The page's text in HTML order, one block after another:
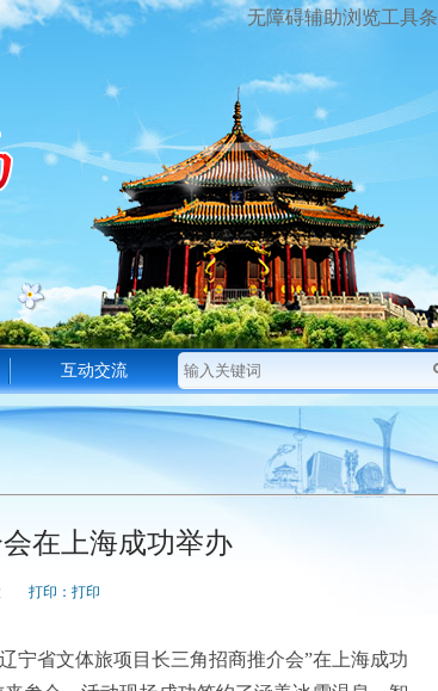
无障碍辅助浏览工具条
互动交流
在上海成功举办
打印： 打印
宁省文体旅项目长三角招商推介会”在上海成功